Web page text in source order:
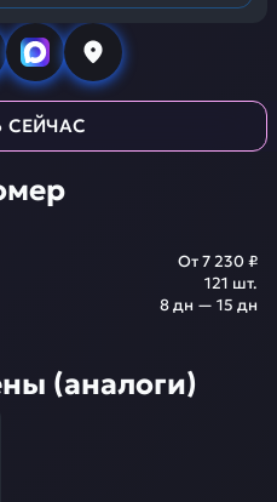
СЕЙЧАС
121 шт.
От7 230 ₽
8 дн — 15 дн
(аналоги)
вы получаете гарантию